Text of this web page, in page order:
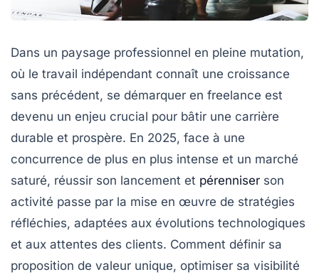
Dans un paysage professionnel en pleine mutation,
où le travail indépendant connaît une croissance
sans précédent, se démarquer en freelance est
devenu un enjeu crucial pour bâtir une carrière
durable et prospère. En 2025, face à une
concurrence de plus en plus intense et un marché
saturé, réussir son lancement et pérenniser son
activité passe par la mise en œuvre de stratégies
réfléchies, adaptées aux évolutions technologiques
et aux attentes des clients. Comment définir sa
proposition de valeur unique, optimiser sa visibilité